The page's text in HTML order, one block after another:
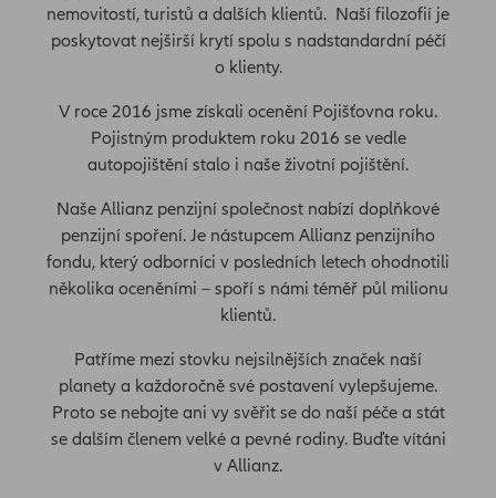
nemovitostí, turistů a dalších klientů. Naší filozofií je
poskytovat nejširší krytí spolu s nadstandardní péčí
o klienty.
V roce 2016 jsme získali ocenění Pojišťovna roku.
Pojistným produktem roku 2016 se vedle
autopojištění stalo i naše životní pojištění.
Naše Allianz penzijní společnost nabízí doplňkové
penzijní spoření. Je nástupcem Allianz penzijního
fondu, který odborníci v posledních letech ohodnotili
několika oceněními – spoří s námi téměř půl milionu
klientů.
Patříme mezi stovku nejsilnějších značek naší
planety a každoročně své postavení vylepšujeme.
Proto se nebojte ani vy svěřit se do naší péče a stát
se dalším členem velké a pevné rodiny. Buďte vítáni
v Allianz.